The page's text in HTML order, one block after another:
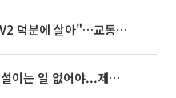
'굿 윌 헌팅' 배우 "기아 EV2 덕분에 살아"…교통사고 후 안전성 극찬
李대통령 “청년이 결혼 망설이는 일 없어야...제도상 불이익 조사”